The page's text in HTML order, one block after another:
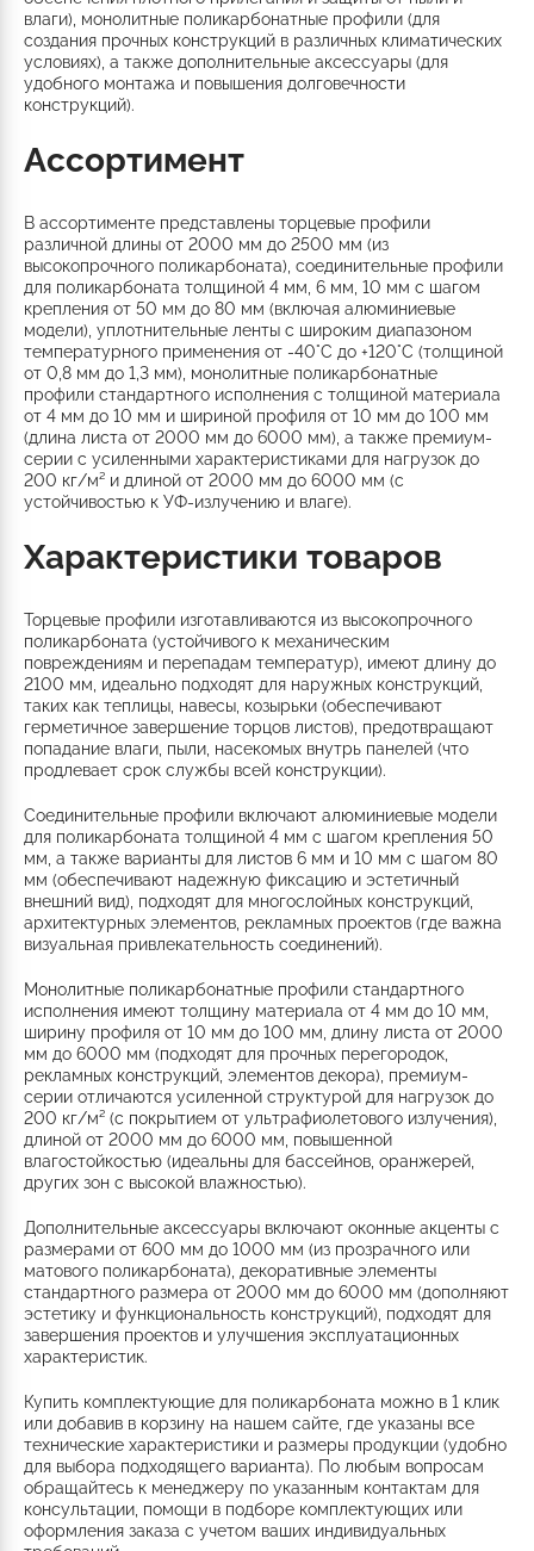
влаги), монолитные поликарбонатные профили (для
создания прочных конструкций в различных климатических
условиях), а также дополнительные аксессуары (для
удобного монтажа и повышения долговечности
конструкций).
Ассортимент
В ассортименте представлены торцевые профили
различной длины от 2000 мм до 2500 мм (из
высокопрочного поликарбоната), соединительные профили
для поликарбоната толщиной 4 мм, 6 мм, 10 мм с шагом
крепления от 50 мм до 80 мм (включая алюминиевые
модели), уплотнительные ленты с широким диапазоном
температурного применения от -40°C до +120°C (толщиной
от 0,8 мм до 1,3 мм), монолитные поликарбонатные
профили стандартного исполнения с толщиной материала
от 4 мм до 10 мм и шириной профиля от 10 мм до 100 мм
(длина листа от 2000 мм до 6000 мм), а также премиум-
серии с усиленными характеристиками для нагрузок до
200 кг/м² и длиной от 2000 мм до 6000 мм (с
устойчивостью к УФ-излучению и влаге).
Характеристики товаров
Торцевые профили изготавливаются из высокопрочного
поликарбоната (устойчивого к механическим
повреждениям и перепадам температур), имеют длину до
2100 мм, идеально подходят для наружных конструкций,
таких как теплицы, навесы, козырьки (обеспечивают
герметичное завершение торцов листов), предотвращают
попадание влаги, пыли, насекомых внутрь панелей (что
продлевает срок службы всей конструкции).
Соединительные профили включают алюминиевые модели
для поликарбоната толщиной 4 мм с шагом крепления 50
мм, а также варианты для листов 6 мм и 10 мм с шагом 80
мм (обеспечивают надежную фиксацию и эстетичный
внешний вид), подходят для многослойных конструкций,
архитектурных элементов, рекламных проектов (где важна
визуальная привлекательность соединений).
Монолитные поликарбонатные профили стандартного
исполнения имеют толщину материала от 4 мм до 10 мм,
ширину профиля от 10 мм до 100 мм, длину листа от 2000
мм до 6000 мм (подходят для прочных перегородок,
рекламных конструкций, элементов декора), премиум-
серии отличаются усиленной структурой для нагрузок до
200 кг/м² (с покрытием от ультрафиолетового излучения),
длиной от 2000 мм до 6000 мм, повышенной
влагостойкостью (идеальны для бассейнов, оранжерей,
других зон с высокой влажностью).
Дополнительные аксессуары включают оконные акценты с
размерами от 600 мм до 1000 мм (из прозрачного или
матового поликарбоната), декоративные элементы
стандартного размера от 2000 мм до 6000 мм (дополняют
эстетику и функциональность конструкций), подходят для
завершения проектов и улучшения эксплуатационных
характеристик.
Купить комплектующие для поликарбоната можно в 1 клик
или добавив в корзину на нашем сайте, где указаны все
технические характеристики и размеры продукции (удобно
для выбора подходящего варианта). По любым вопросам
обращайтесь к менеджеру по указанным контактам для
консультации, помощи в подборе комплектующих или
оформления заказа с учетом ваших индивидуальных